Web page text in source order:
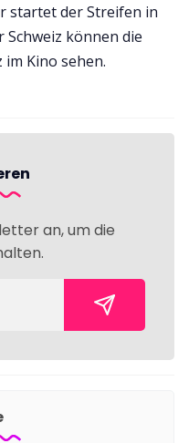
startet der Streifen in
Schweiz können die
im Kino sehen.
an, um die